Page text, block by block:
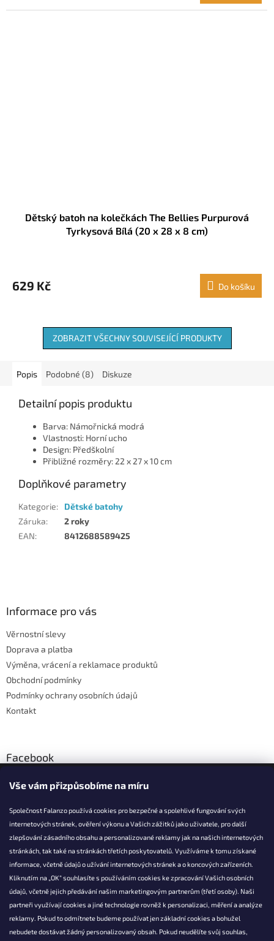
Vše vám přizpůsobíme na míru
Společnost Falanzo používá cookies pro bezpečné a spolehlivé fungování svých
internetových stránek, ověření výkonu a Vašich zážitků jako uživatele, pro další
zlepšování zásadního obsahu a personalizované reklamy jak na našich internetových
stránkách, tak také na stránkách třetích poskytovatelů. Využíváme k tomu získané
informace, včetně údajů o užívání internetových stránek a o koncových zařízeních.
Kliknutím na „OK“ souhlasíte s používáním cookies ke zpracování Vašich osobních
údajů, včetně jejich předávání našim marketingovým partnerům (třetí osoby). Naši
partneři využívají cookies a jiné technologie rovněž k personalizaci, měření a analýze
reklamy. Pokud to odmítnete budeme používat jen základní cookies a bohužel
nebudete dostávat žádný personalizovaný obsah. Pokud neudělíte svůj souhlas,
Dětský batoh na kolečkách The Bellies Purpurová
Tyrkysová Bílá (20 x 28 x 8 cm)
629 Kč Do košíku
ZOBRAZIT VŠECHNY SOUVISEJÍCÍ PRODUKTY
Popis Podobné (8) Diskuze
Detailní popis produktu
Barva: Námořnická modrá
Vlastnosti: Horní ucho
Design: Předškolní
Přibližné rozměry: 22 x 27 x 10 cm
Doplňkové parametry
Kategorie:
Dětské batohy
Záruka:
2 roky
EAN: 8412688589425
Informace pro vás
Věrnostní slevy
Doprava a platba
Výměna, vrácení a reklamace produktů
Obchodní podmínky
Podmínky ochrany osobních údajů
Kontakt
Facebook
KONTAKT
info@falanzo.cz
Falanzo.cz
FalanzoCZ